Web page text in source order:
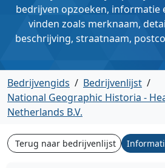
bedrijven opzoeken, informatie
vinden zoals merknaam,
beschrijving, straatnaam,
Bedrijvengids / Bedrijvenlijst /
National Geographic Historia -
Netherlands B.V.
Terug naar bedrijvenlijst